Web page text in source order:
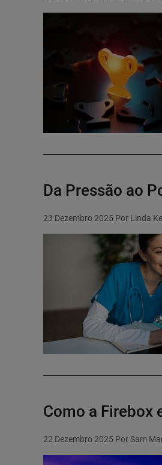
Da Pressão ao
23 Dezembro 2025 Por Linda
Como a Firebox
22 Dezembro 2025 Por Sam